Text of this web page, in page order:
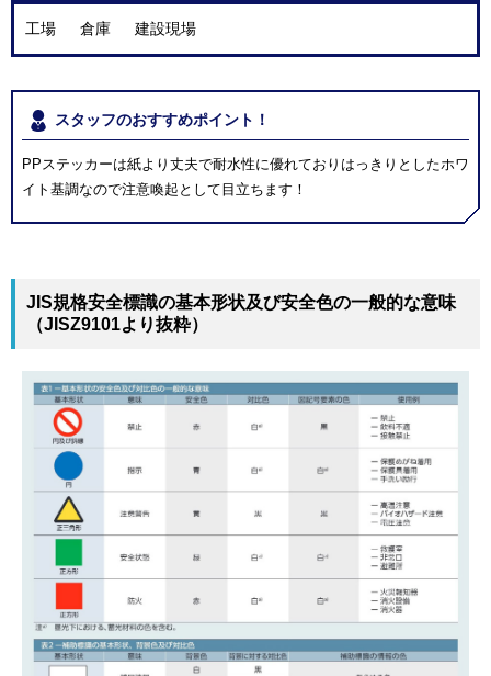
工場 倉庫 建設現場
スタッフのおすすめポイント！
PPステッカーは紙より丈夫で耐水性に優れておりはっきりとしたホワ
イト基調なので注意喚起として目立ちます！
JIS規格安全標識の基本形状及び安全色の一般的な意味
（JISZ9101より抜粋）